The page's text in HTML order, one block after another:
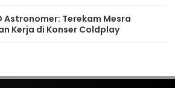
Astronomer: Terekam Mesra
Kerja di Konser Coldplay